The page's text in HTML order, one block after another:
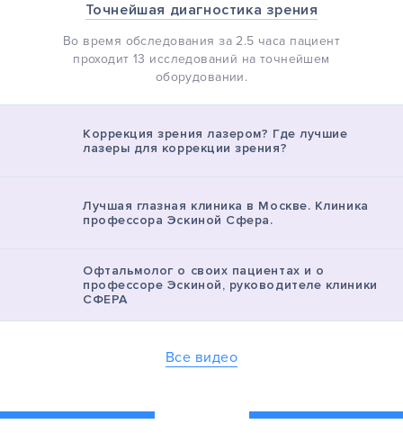
Точнейшая диагностика зрения
Во время обследования за 2.5 часа пациент
проходит 13 исследований на точнейшем
оборудовании.
Коррекция зрения лазером? Где лучшие
лазеры для коррекции зрения?
Лучшая глазная клиника в Москве. Клиника
профессора Эскиной Сфера.
Офтальмолог о своих пациентах и о
профессоре Эскиной, руководителе клиники
СФЕРА
Все видео